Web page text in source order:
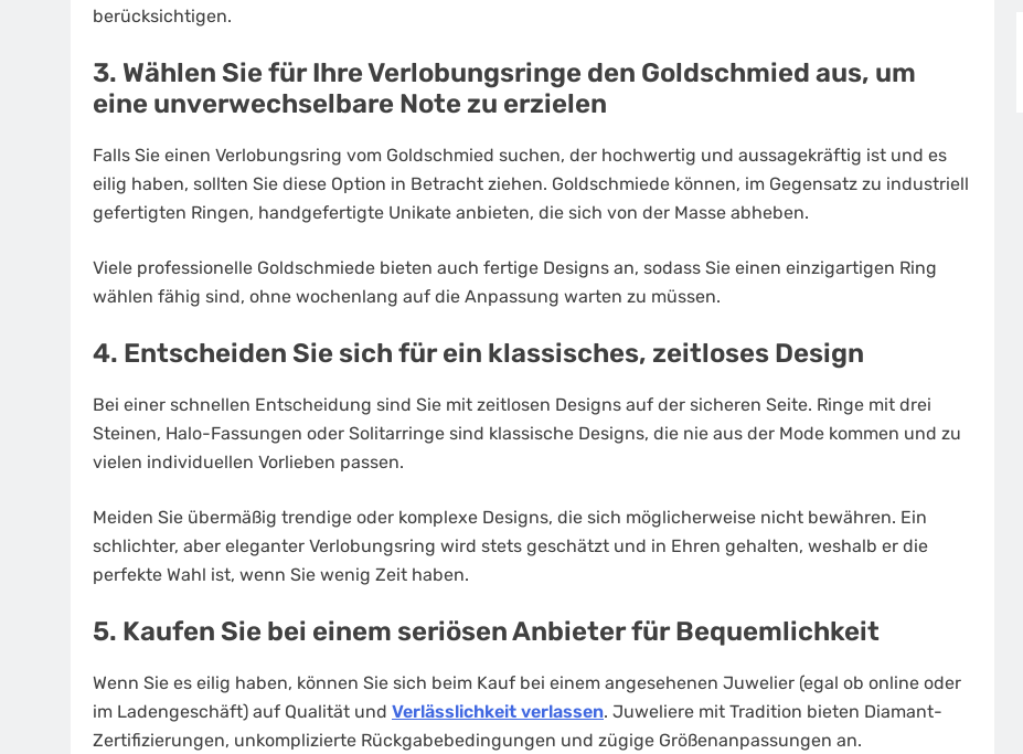
berücksichtigen.
3. Wählen Sie für Ihre Verlobungsringe den Goldschmied aus, um
eine unverwechselbare Note zu erzielen
Falls Sie einen Verlobungsring vom Goldschmied suchen, der hochwertig und aussagekräftig ist und es
eilig haben, sollten Sie diese Option in Betracht ziehen. Goldschmiede können, im Gegensatz zu industriell
gefertigten Ringen, handgefertigte Unikate anbieten, die sich von der Masse abheben.
Viele professionelle Goldschmiede bieten auch fertige Designs an, sodass Sie einen einzigartigen Ring
wählen fähig sind, ohne wochenlang auf die Anpassung warten zu müssen.
4. Entscheiden Sie sich für ein klassisches, zeitloses Design
Bei einer schnellen Entscheidung sind Sie mit zeitlosen Designs auf der sicheren Seite. Ringe mit drei
Steinen, Halo-Fassungen oder Solitarringe sind klassische Designs, die nie aus der Mode kommen und zu
vielen individuellen Vorlieben passen.
Meiden Sie übermäßig trendige oder komplexe Designs, die sich möglicherweise nicht bewähren. Ein
schlichter, aber eleganter Verlobungsring wird stets geschätzt und in Ehren gehalten, weshalb er die
perfekte Wahl ist, wenn Sie wenig Zeit haben.
5. Kaufen Sie bei einem seriösen Anbieter für Bequemlichkeit
Wenn Sie es eilig haben, können Sie sich beim Kauf bei einem angesehenen Juwelier (egal ob online oder
im Ladengeschäft) auf Qualität und Verlässlichkeit verlassen. Juweliere mit Tradition bieten Diamant-
Zertifizierungen, unkomplizierte Rückgabebedingungen und zügige Größenanpassungen an.